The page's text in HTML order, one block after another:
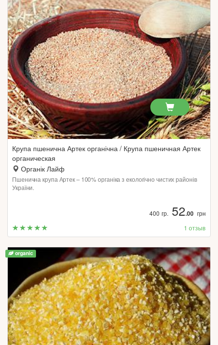
Крупа пшенична Артек органічна / Крупа пшеничная Артек
органическая
Органік Лайф
Пшенична крупа Артек – 100% органіка з екологічно чистих районів
України.
400 гр. 52.00 грн
1 отзыв
organic